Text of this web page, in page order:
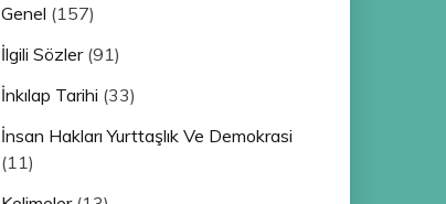
Genel (157)
İlgili Sözler(91)
İnkılap Tarihi (33)
İnsan Hakları Yurttaşlık Ve Demokrasi
(11)